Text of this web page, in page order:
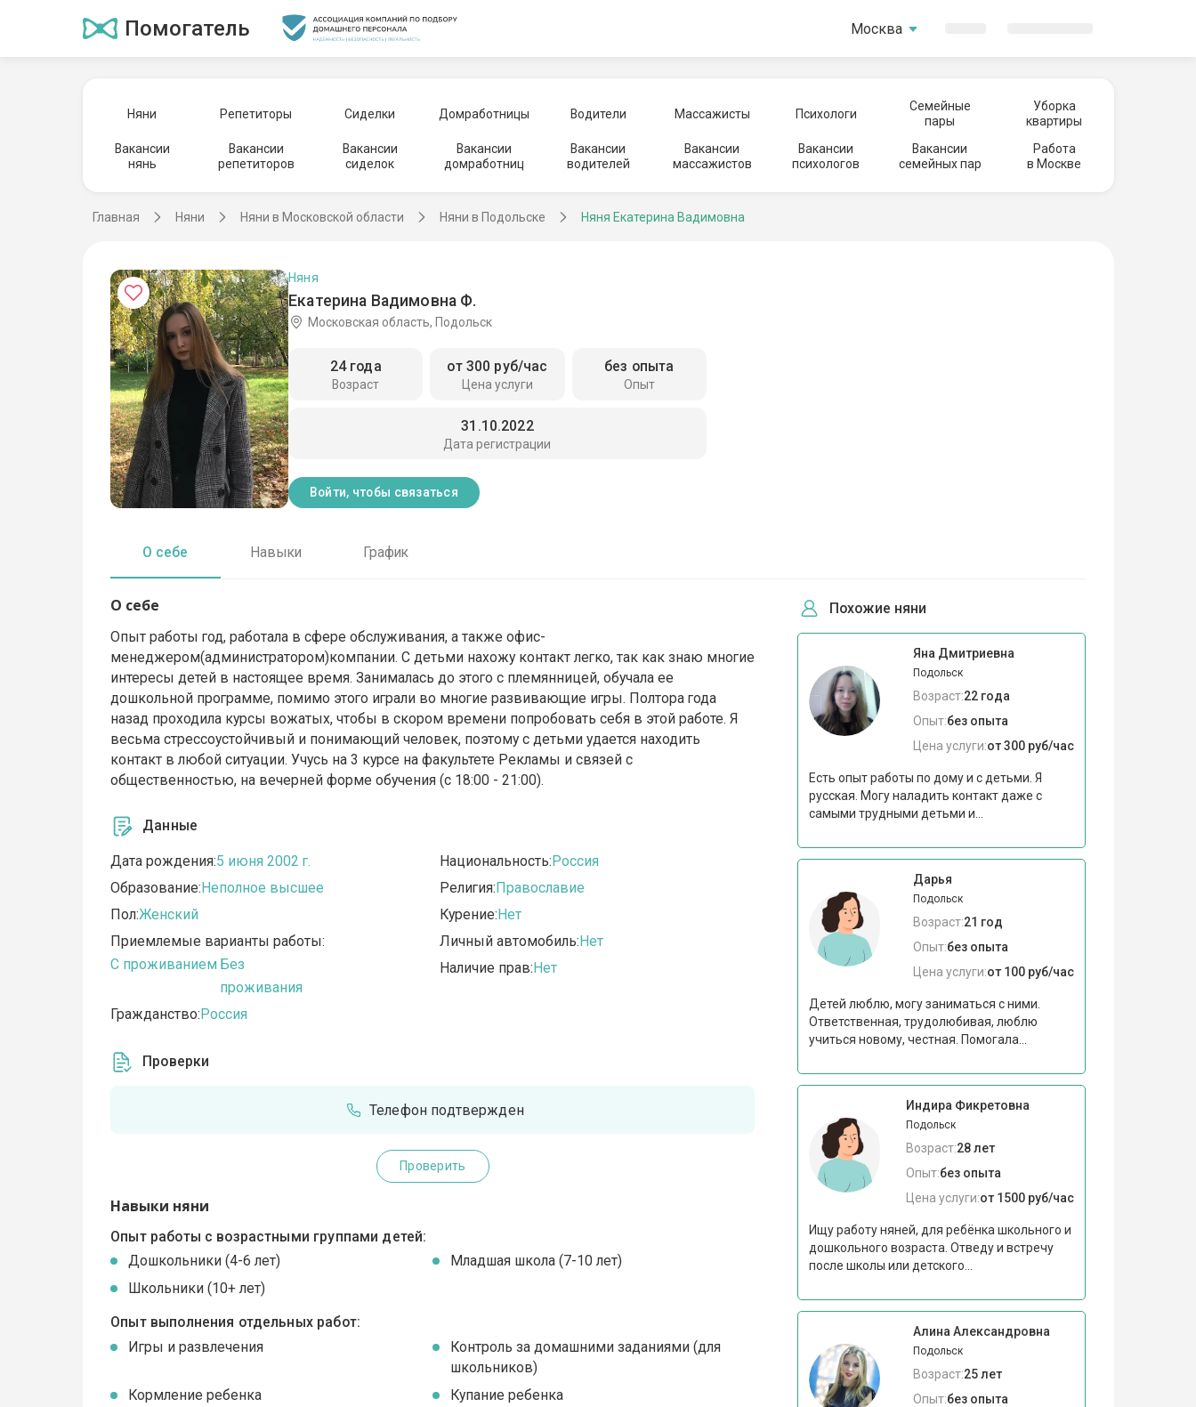
Помогатель Москва
Няни Репетиторы Сиделки Домработницы Водители Массажисты Психологи
Семейные
пары
Уборка
квартиры
Вакансии
нянь
Вакансии
репетиторов
Вакансии
сиделок
Вакансии
домработниц
Вакансии
водителей
Вакансии
массажистов
Вакансии
психологов
Вакансии
семейных пар
Работа
в Москве
Главная Няни Няни в Московской области Няни в Подольске Няня Екатерина Вадимовна
Екатерина Вадимовна Ф.
Няня
Московская область, Подольск
Возраст
24 года
Цена услуги
от 300 руб/час
Опыт
без опыта
Дата регистрации
31.10.2022
Войти, чтобы связаться
О себе Навыки График
О себе
Опыт работы год, работала в сфере обслуживания, а также офис-
менеджером(администратором)компании. С детьми нахожу контакт легко, так как знаю многие
интересы детей в настоящее время. Занималась до этого с племянницей, обучала ее
дошкольной программе, помимо этого играли во многие развивающие игры. Полтора года
назад проходила курсы вожатых, чтобы в скором времени попробовать себя в этой работе. Я
весьма стрессоустойчивый и понимающий человек, поэтому с детьми удается находить
контакт в любой ситуации. Учусь на 3 курсе на факультете Рекламы и связей с
общественностью, на вечерней форме обучения (с 18:00 - 21:00).
Данные
Дата рождения:5 июня 2002 г.
Образование:Неполное высшее
Пол:Женский
Приемлемые варианты работы:
C проживанием Без
проживания
Гражданство:Россия
Национальность:Россия
Религия:Православие
Курение:Нет
Личный автомобиль:Нет
Наличие прав:Нет
Проверки
Телефон подтвержден
Проверить
Навыки няни
Опыт работы с возрастными группами детей:
Дошкольники (4-6 лет)
Младшая школа (7-10 лет)
Школьники (10+ лет)
Опыт выполнения отдельных работ:
Игры и развлечения
Контроль за домашними заданиями (для
школьников)
Кормление ребенка
Купание ребенка
Похожие няни
Яна Дмитриевна
Подольск
Возраст:22 года
Опыт:без опыта
Цена услуги:от 300 руб/час
Есть опыт работы по дому и с детьми. Я
русская. Могу наладить контакт даже с
самыми трудными детьми и...
Дарья
Подольск
Возраст:21 год
Опыт:без опыта
Цена услуги:от 100 руб/час
Детей люблю, могу заниматься с ними.
Ответственная, трудолюбивая, люблю
учиться новому, честная. Помогала...
Индира Фикретовна
Подольск
Возраст:28 лет
Опыт:без опыта
Цена услуги:от 1500 руб/час
Ищу работу няней, для ребёнка школьного и
дошкольного возраста. Отведу и встречу
после школы или детского...
Алина Александровна
Подольск
Возраст:25 лет
Опыт:без опыта